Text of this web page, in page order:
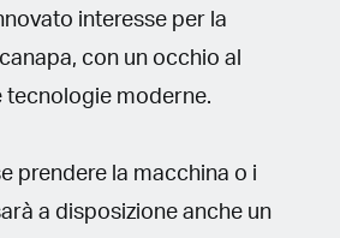
interesse per la
con un occhio al
tecnologie moderne.
prendere la macchina o i
a disposizione anche un